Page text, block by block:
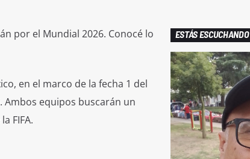
por el Mundial 2026. Conocé lo
en el marco de la fecha 1 del
Ambos equipos buscarán un
FIFA.
ESTÁS ESCUCHANDO